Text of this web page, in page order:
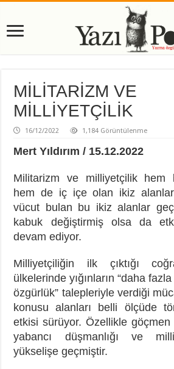
MİLİTARİZM VE
MİLLİYETÇİLİK
16/12/2022 1,184 Görüntülenme
Mert Yıldırım / 15.12.2022
Militarizm ve milliyetçilik hem
hem de iç içe olan ikiz
vücut bulan bu ikiz alanlar
kabuk değiştirmiş olsa da
devam ediyor.
Milliyetçiliğin ilk çıktığı
ülkelerinde yığınların “daha
özgürlük” talepleriyle verdiği
konusu alanları belli ölçüde
etkisi sürüyor. Özellikle
yabancı düşmanlığı ve
yükselişe geçmiştir.